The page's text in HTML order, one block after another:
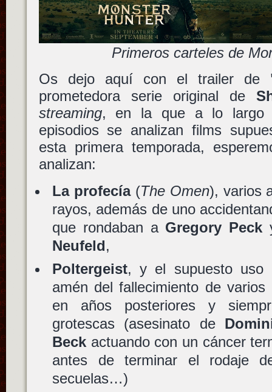
Primeros carteles de
Os dejo aquí con el trailer de
prometedora serie original de
streaming, en la que a lo largo
episodios se analizan films
esta primera temporada,
analizan:
La profecía(The Omen), varios
rayos, además de uno
que rondaban a Gregory Peck
Neufeld,
Poltergeist, y el supuesto uso
amén del fallecimiento de
en años posteriores y
grotescas (asesinato de
Beck actuando con un cáncer
antes de terminar el rodaje
secuelas…)